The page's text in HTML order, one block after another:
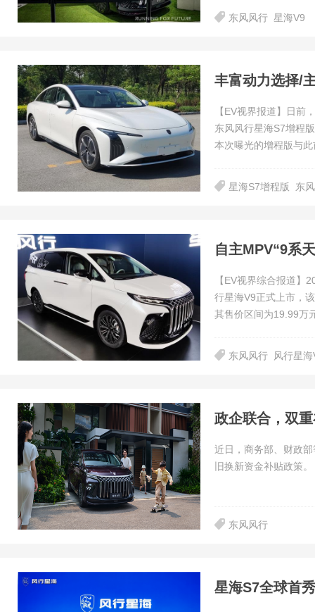
东风风行 星海V9
【EV视界报道】日前
东风风行星海S7增程
本次曝光的增程版与
星海S7增程版 东
自主MPV“9系
【EV视界综合报道
行星海V9正式上市，
其售价区间为19.99万
东风风行 风行星
近日，商务部、财政
旧换新资金补贴政策。
东风风行
星海S7全球首